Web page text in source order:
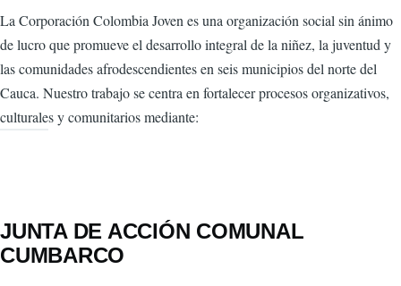
La Corporación Colombia Joven es una organización social sin ánimo
de lucro que promueve el desarrollo integral de la niñez, la juventud y
las comunidades afrodescendientes en seis municipios del norte del
Cauca. Nuestro trabajo se centra en fortalecer procesos organizativos,
culturales y comunitarios mediante:
JUNTA DE ACCIÓN COMUNAL
CUMBARCO